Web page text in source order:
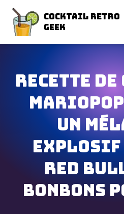
Cocktail Retro
Geek
Recette
un
explosif
Red
bonbons